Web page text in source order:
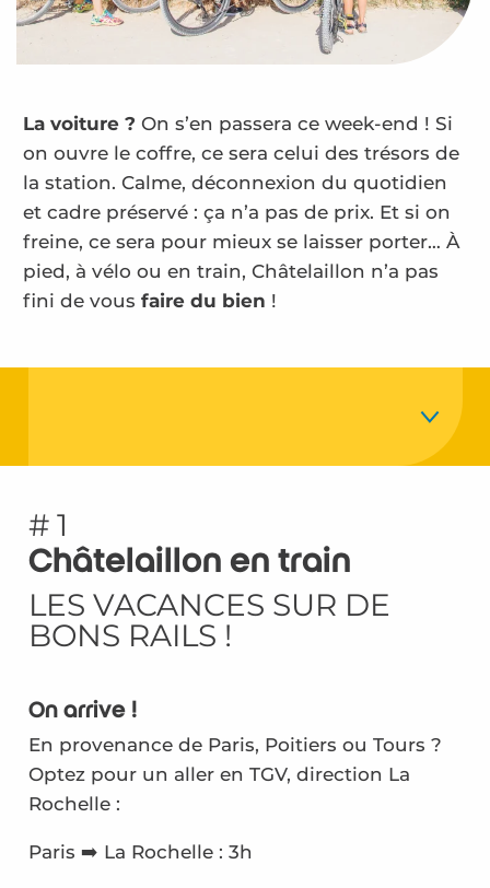
La voiture ? On s’en passera ce week-end ! Si
on ouvre le coffre, ce sera celui des trésors de
la station. Calme, déconnexion du quotidien
et cadre préservé : ça n’a pas de prix. Et si on
freine, ce sera pour mieux se laisser porter… À
pied, à vélo ou en train, Châtelaillon n’a pas
fini de vousfaire du bien !
En train
À vélo
À pied
# 1
Châtelaillon en train
LES VACANCES SUR DE
BONS RAILS !
On arrive !
En provenance de Paris, Poitiers ou Tours ?
Optez pour un aller en TGV, direction La
Rochelle :
Paris ➡️ La Rochelle : 3h